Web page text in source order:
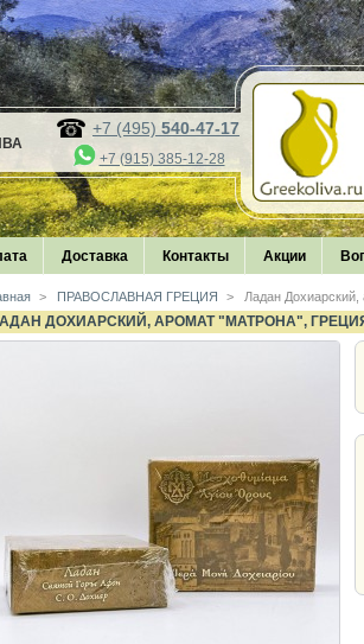
+7 (495) 540-47-17
+7 (915) 385-12-28
Доставка Контакты Акции
> ПРАВОСЛАВНАЯ ГРЕЦИЯ > Ладан Дохиарский,
ДОХИАРСКИЙ, АРОМАТ "МАТРОНА",